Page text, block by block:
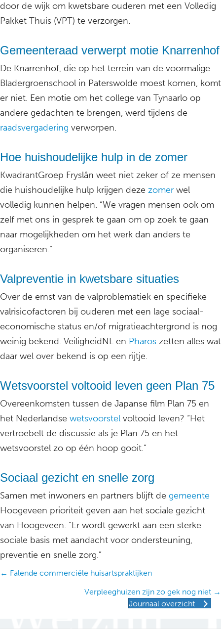
door de wijk om kwetsbare ouderen met een Volledig
Pakket Thuis (VPT) te verzorgen.
Gemeenteraad verwerpt motie Knarrenhof
De Knarrenhof, die op het terrein van de voormalige
Bladergroenschool in Paterswolde moest komen, komt
er niet. Een motie om het college van Tynaarlo op
andere gedachten te brengen, werd tijdens de
raadsvergadering verworpen.
Hoe huishoudelijke hulp in de zomer
KwadrantGroep Fryslân weet niet zeker of ze mensen
die huishoudelijke hulp krijgen deze zomer wel
volledig kunnen helpen. “We vragen mensen ook om
zelf met ons in gesprek te gaan om op zoek te gaan
naar mogelijkheden om het werk dan anders te
organiseren.”
Valpreventie in kwetsbare situaties
Over de ernst van de valproblematiek en specifieke
valrisicofactoren bij ouderen met een lage sociaal-
economische status en/of migratieachtergrond is nog
weinig bekend. VeiligheidNL en Pharos zetten alles wat
daar wel over bekend is op een rijtje.
Wetsvoorstel voltooid leven geen Plan 75
Overeenkomsten tussen de Japanse film Plan 75 en
het Nederlandse wetsvoorstel voltooid leven? “Het
vertroebelt de discussie als je Plan 75 en het
wetsvoorstel zo op één hoop gooit.”
Sociaal gezicht en snelle zorg
Samen met inwoners en partners blijft de gemeente
Hoogeveen prioriteit geven aan het sociale gezicht
van Hoogeveen. “Er wordt gewerkt aan een sterke
sociale basis met aandacht voor ondersteuning,
preventie en snelle zorg.”
Posts
← Falende commerciële huisartspraktijken
Verpleeghuizen zijn zo gek nog niet →
Journaal overzicht